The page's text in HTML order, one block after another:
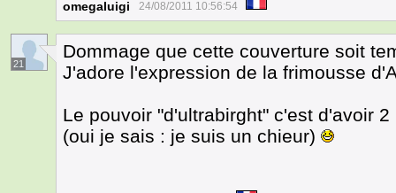
omegaluigi 24/08/2011 10:56:54
21
Dommage que cette couverture soit
J'adore l'expression de la frimousse
Le pouvoir "d'ultrabirght" c'est d'avoir
(oui je sais : je suis un chieur)